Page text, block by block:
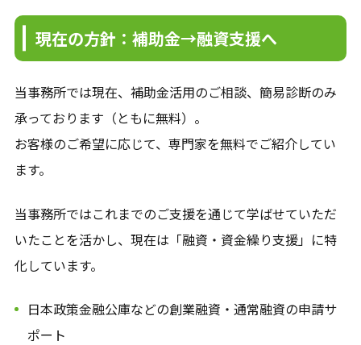
現在の方針：補助金→融資支援へ
当事務所では現在、補助金活用のご相談、簡易診断のみ
承っております（ともに無料）。
お客様のご希望に応じて、専門家を無料でご紹介してい
ます。
当事務所ではこれまでのご支援を通じて学ばせていただ
いたことを活かし、現在は「融資・資金繰り支援」に特
化しています。
日本政策金融公庫などの創業融資・通常融資の申請サ
ポート